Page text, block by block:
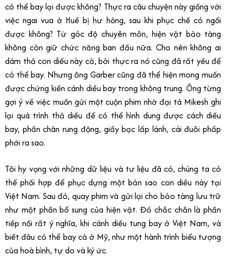
có thể bay lại được không? Thực ra câu chuyện này giống với
việc ngai vua ở Huế bị hư hỏng, sau khi phục chế có ngồi
được không? Từ góc độ chuyên môn, hiện vật bảo tàng
không còn giữ chức năng ban đầu nữa. Cho nên không ai
dám thả con diều này cả, bởi thực ra nó cũng đã rất yếu để
có thể bay. Nhưng ông Garber cũng đã thể hiện mong muốn
được chứng kiến cánh diều bay trong không trung. Ông từng
gợi ý về việc muốn gửi một cuộn phim nhờ đại tá Mikesh ghi
lại quá trình thả diều để có thể hình dung được cách diều
bay, phần chân rung động, giấy bạc lấp lánh, cái đuôi phấp
phới ra sao.
Tôi hy vọng với những dữ liệu và tư liệu đã có, chúng ta có
thể phối hợp để phục dựng một bản sao con diều này tại
Việt Nam. Sau đó, quay phim và gửi lại cho bảo tàng lưu trữ
như một phần bổ sung của hiện vật. Đó chắc chắn là phần
tiếp nối rất ý nghĩa, khi cánh diều tung bay ở Việt Nam, và
biết đâu có thể bay cả ở Mỹ, như một hành trình biểu tượng
của hoà bình, tự do và ký ức.